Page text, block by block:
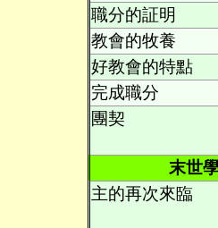
職分的証明
教會的牧養
好教會的特點
完成職分
團契
末世
主的再次來臨